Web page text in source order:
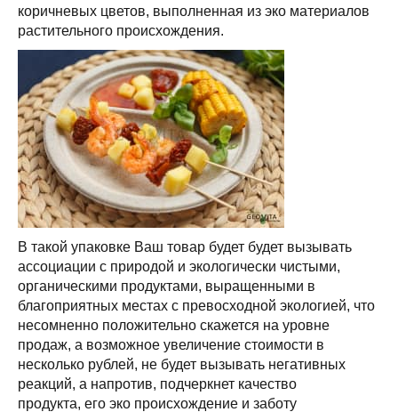
коричневых цветов, выполненная из эко материалов
растительного происхождения.
В такой упаковке Ваш товар будет будет вызывать
ассоциации с природой и экологически чистыми,
органическими продуктами, выращенными в
благоприятных местах с превосходной экологией, что
несомненно положительно скажется на уровне
продаж, а возможное увеличение стоимости в
несколько рублей, не будет вызывать негативных
реакций, а напротив, подчеркнет качество
продукта, его эко происхождение и заботу